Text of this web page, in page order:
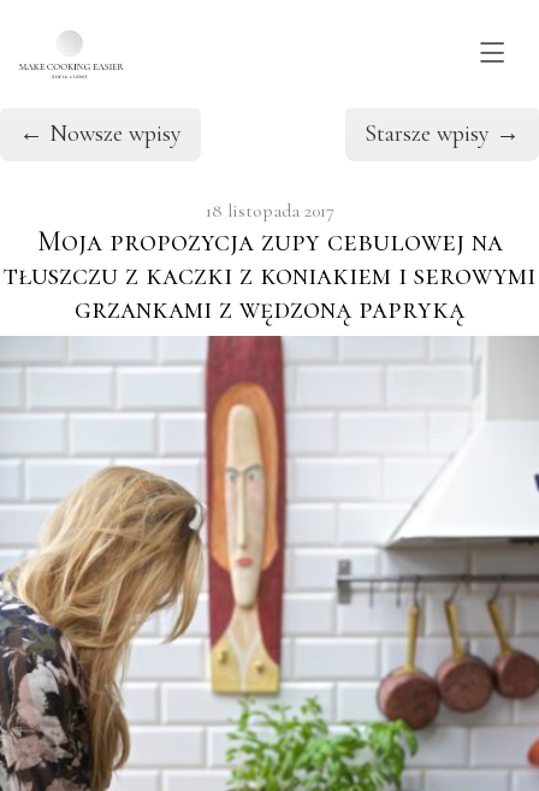
Wpisy w kategorii: Obiad
← Nowsze wpisy Starsze wpisy →
18 listopada 2017
Moja propozycja zupy cebulowej na
tłuszczu z kaczki z koniakiem i serowymi
grzankami z wędzoną papryką